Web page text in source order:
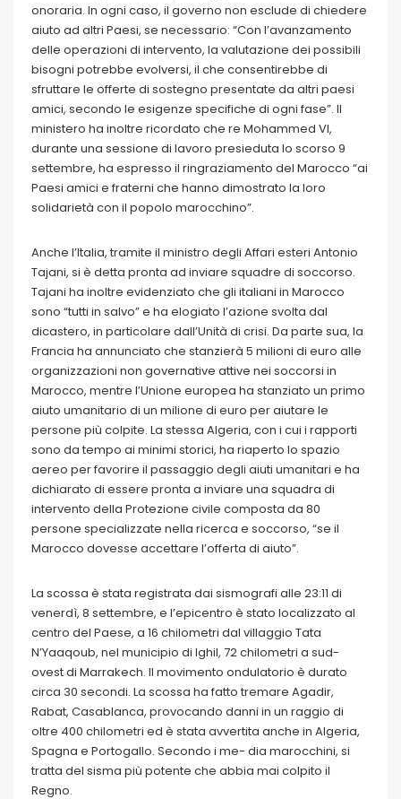
onoraria. In ogni caso, il governo non esclude di chiedere
aiuto ad altri Paesi, se necessario: “Con l’avanzamento
delle operazioni di intervento, la valutazione dei possibili
bisogni potrebbe evolversi, il che consentirebbe di
sfruttare le offerte di sostegno presentate da altri paesi
amici, secondo le esigenze specifiche di ogni fase”. Il
ministero ha inoltre ricordato che re Mohammed VI,
durante una sessione di lavoro presieduta lo scorso 9
settembre, ha espresso il ringraziamento del Marocco “ai
Paesi amici e fraterni che hanno dimostrato la loro
solidarietà con il popolo marocchino”.
Anche l’Italia, tramite il ministro degli Affari esteri Antonio
Tajani, si è detta pronta ad inviare squadre di soccorso.
Tajani ha inoltre evidenziato che gli italiani in Marocco
sono “tutti in salvo” e ha elogiato l’azione svolta dal
dicastero, in particolare dall’Unità di crisi. Da parte sua, la
Francia ha annunciato che stanzierà 5 milioni di euro alle
organizzazioni non governative attive nei soccorsi in
Marocco, mentre l’Unione europea ha stanziato un primo
aiuto umanitario di un milione di euro per aiutare le
persone più colpite. La stessa Algeria, con i cui i rapporti
sono da tempo ai minimi storici, ha riaperto lo spazio
aereo per favorire il passaggio degli aiuti umanitari e ha
dichiarato di essere pronta a inviare una squadra di
intervento della Protezione civile composta da 80
persone specializzate nella ricerca e soccorso, “se il
Marocco dovesse accettare l’offerta di aiuto”.
La scossa è stata registrata dai sismografi alle 23:11 di
venerdì, 8 settembre, e l’epicentro è stato localizzato al
centro del Paese, a 16 chilometri dal villaggio Tata
N’Yaaqoub, nel municipio di Ighil, 72 chilometri a sud-
ovest di Marrakech. Il movimento ondulatorio è durato
circa 30 secondi. La scossa ha fatto tremare Agadir,
Rabat, Casablanca, provocando danni in un raggio di
oltre 400 chilometri ed è stata avvertita anche in Algeria,
Spagna e Portogallo. Secondo i me- dia marocchini, si
tratta del sisma più potente che abbia mai colpito il
Regno.